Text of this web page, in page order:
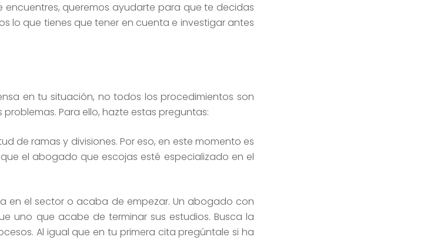
encuentres, queremos ayudarte para que te decidas
lo que tienes que tener en cuenta e investigar antes
en tu situación, no todos los procedimientos son
Para ello, hazte estas preguntas:
de ramas y divisiones. Por eso, en este momento es
el abogado que escojas esté especializado en el
en el sector o acaba de empezar. Un abogado con
uno que acabe de terminar sus estudios. Busca la
Al igual que en tu primera cita pregúntale si ha